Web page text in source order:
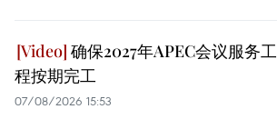
确保2027年APEC会议服务工
程按期完工
07/08/2026 15:53